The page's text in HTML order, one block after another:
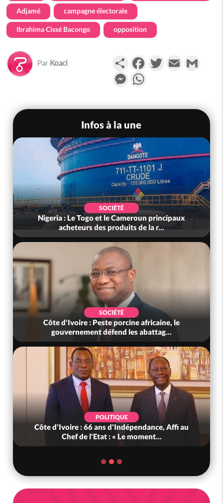
Adjamé campagne électorale
Ibrahima Cissé Bacongo opposition
Par Koaci PartagerFacebookTwitterEmail
Messenger
Infos à la une
SOCIÉTÉ
Nigeria : Le Togo et le Cameroun principaux
acheteurs des produits de la r...
SOCIÉTÉ
Côte d'Ivoire : Peste porcine africaine, le
gouvernement défend les abattag...
POLITIQUE
Côte d'Ivoire : 66 ans d'Indépendance, Affi au
Chef de l'Etat : « Le moment...